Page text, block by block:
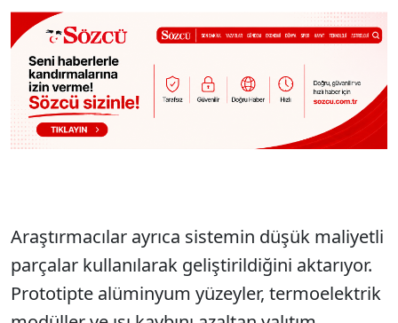
Araştırmacılar ayrıca sistemin düşük maliyetli
parçalar kullanılarak geliştirildiğini aktarıyor.
Prototipte alüminyum yüzeyler, termoelektrik